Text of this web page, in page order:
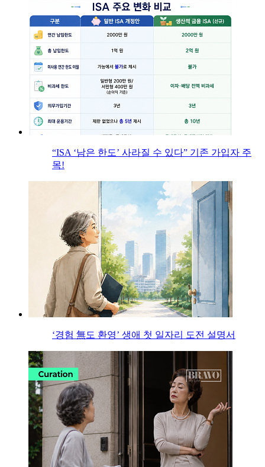
“ISA ‘남은 한도’ 사라질 수 있다” 기존 가입자 주
목!
‘경험 無도 환영’ 생애 첫 일자리 도전 설명서